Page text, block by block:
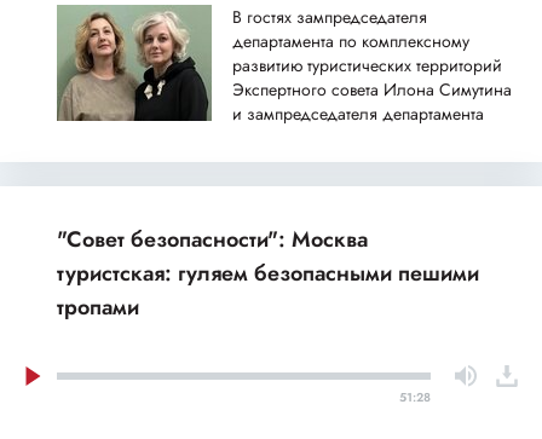
В гостях зампредседателя
департамента по комплексному
развитию туристических территорий
Экспертного совета Илона Симутина
и зампредседателя департамента
проектов развития Арктической зоны
РФ Экспертного совета Марина
"Совет безопасности": Москва
туристская: гуляем безопасными пешими
тропами
51:28